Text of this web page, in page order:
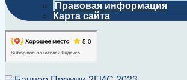
Правовая информация
Карта сайта